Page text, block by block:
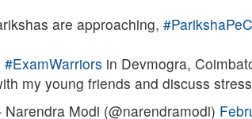
are approaching,
#ExamWarriors in Devmogra,
my young friends and discuss
Modi (@narendramodi)